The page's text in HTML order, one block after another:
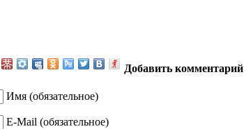
Добавить комментарий
Имя (обязательное)
E-Mail (обязательное)